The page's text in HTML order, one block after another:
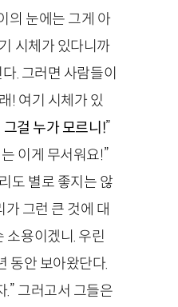
의 눈에는 그게 아
시체가 있다니까
. 그러면 사람들이
! 여기 시체가 있
걸 누가 모르니!”
이게 무서워요!”
도 별로 좋지는 않
그런 큰 것에 대
소용이겠니. 우린
동안 보아왔단다.
.” 그러고서 그들은